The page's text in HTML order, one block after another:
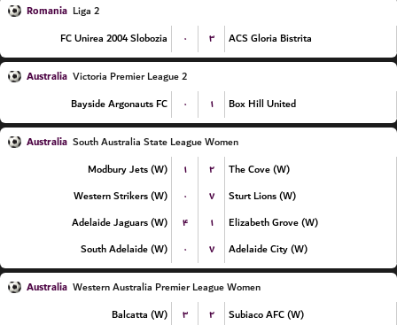
Romania Liga 2
FC Unirea 2004 Slobozia
۰ ۳ ACS Gloria Bistrita
Australia Victoria Premier League 2
Bayside Argonauts FC
۰ ۱ Box Hill United
Australia South Australia State League Women
Modbury Jets (W)
۱ ۲
The Cove (W)
Western Strikers (W)
۰ ۷
Sturt Lions (W)
Adelaide Jaguars (W)
۴ ۱
Elizabeth Grove (W)
South Adelaide (W)
۰ ۷ Adelaide City (W)
Australia Western Australia Premier League Women
Balcatta (W)
۳ ۲ Subiaco AFC (W)